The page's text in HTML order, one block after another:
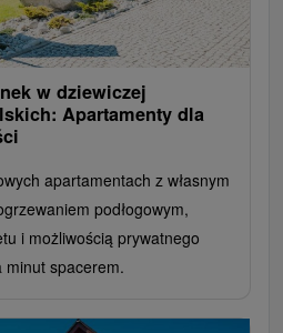
w dziewiczej
Apartamenty dla
apartamentach z własnym
podłogowym,
i możliwością prywatnego
minut spacerem.